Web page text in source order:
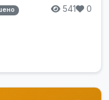
541 0